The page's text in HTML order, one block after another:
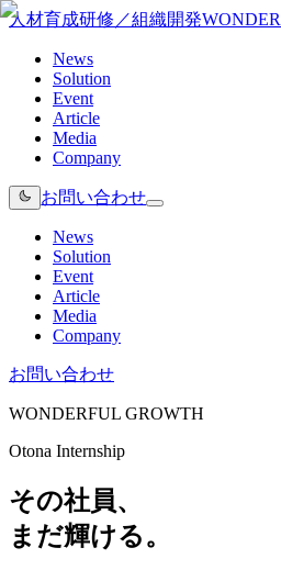
人材育成研修／組織開発
News
Solution
Event
Article
Media
Company
お問い合わせ
News
Solution
Event
Article
Media
Company
お問い合わせ
WONDERFUL GROWTH
Otona Internship
その社員、
まだ輝ける。